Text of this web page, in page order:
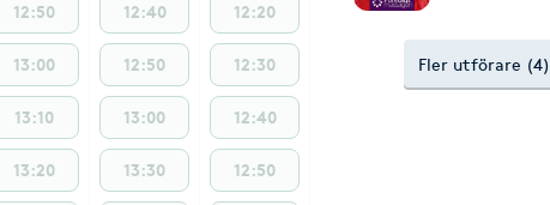
12:50
13:00
13:10
13:20
12:40
12:50
13:00
13:30
12:20
12:30
12:40
12:50
Fler utförare (4)